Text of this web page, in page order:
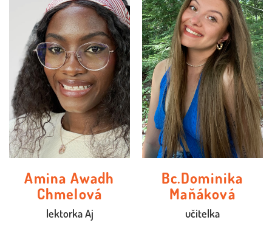
Amina Awadh
Chmelová
lektorka Aj
Bc.Dominika
Maňáková
učitelka